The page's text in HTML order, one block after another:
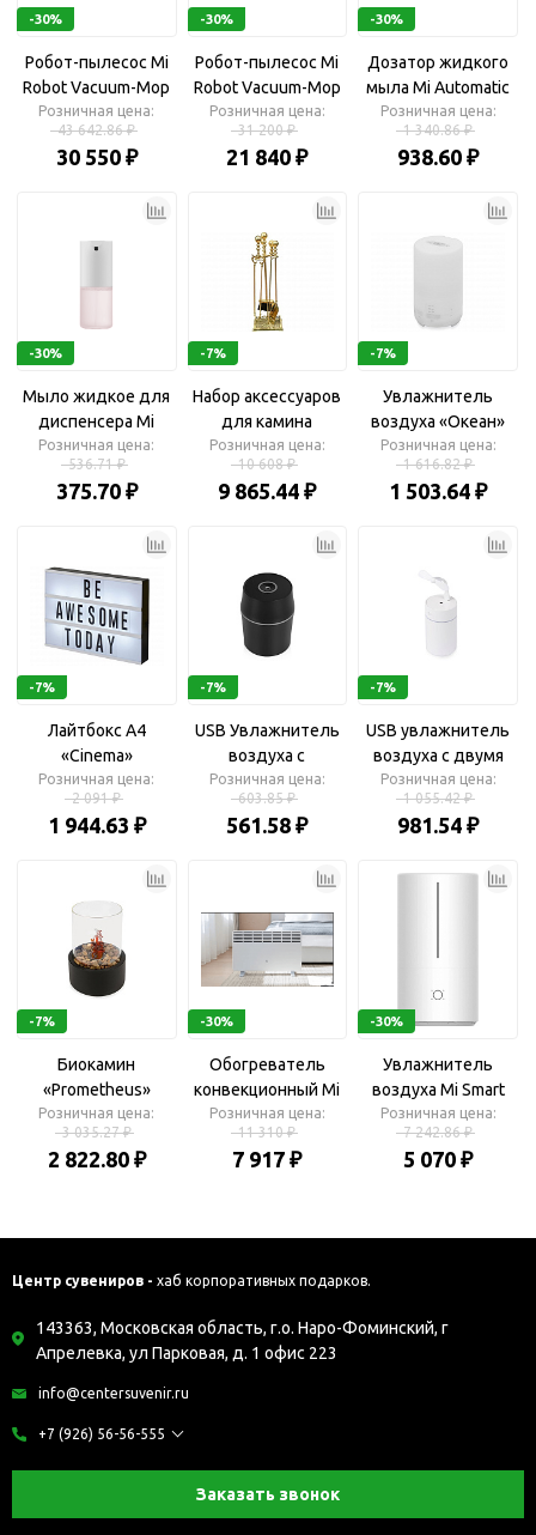
-30%
Робот-пылесос Mi
Robot Vacuum-Mop
P
Розничная цена:
43 642.86 ₽
30 550 ₽
-30%
Робот-пылесос Mi
Robot Vacuum-Mop
Розничная цена:
31 200 ₽
21 840 ₽
-30%
Дозатор жидкого
мыла Mi Automatic
Foaming Soap
Dispenser (к/т без
мыла) MJXSJ03XW
Розничная цена:
1 340.86 ₽
938.60 ₽
-30%
Мыло жидкое для
диспенсера Mi
Simpleway Foaming
Hand Soap
(BHR4559GL)
Розничная цена:
536.71 ₽
375.70 ₽
-7%
Набор аксессуаров
для камина
Розничная цена:
10 608 ₽
9 865.44 ₽
-7%
Увлажнитель
воздуха «Океан»
Розничная цена:
1 616.82 ₽
1 503.64 ₽
-7%
Лайтбокс A4
«Cinema»
Розничная цена:
2 091 ₽
1 944.63 ₽
-7%
USB Увлажнитель
воздуха с
подсветкой
«Steam»
Розничная цена:
603.85 ₽
561.58 ₽
-7%
USB увлажнитель
воздуха с двумя
насадками
«Sprinkle»
Розничная цена:
1 055.42 ₽
981.54 ₽
-7%
Биокамин
«Prometheus»
Розничная цена:
3 035.27 ₽
2 822.80 ₽
-30%
Обогреватель
конвекционный Mi
Smart Space Heater S
KRDNQ03ZM
(BHR4037GL)
Розничная цена:
11 310 ₽
7 917 ₽
-30%
Увлажнитель
воздуха Mi Smart
Antibacterial
Humidifier
ZNJSQ01DEM
Розничная цена:
7 242.86 ₽
5 070 ₽
Центр сувениров - хаб корпоративных подарков.
143363, Московская область, г.о. Наро-Фоминский, г
Апрелевка, ул Парковая, д. 1 офис 223
info@centersuvenir.ru
+7 (926) 56-56-555
Заказать звонок